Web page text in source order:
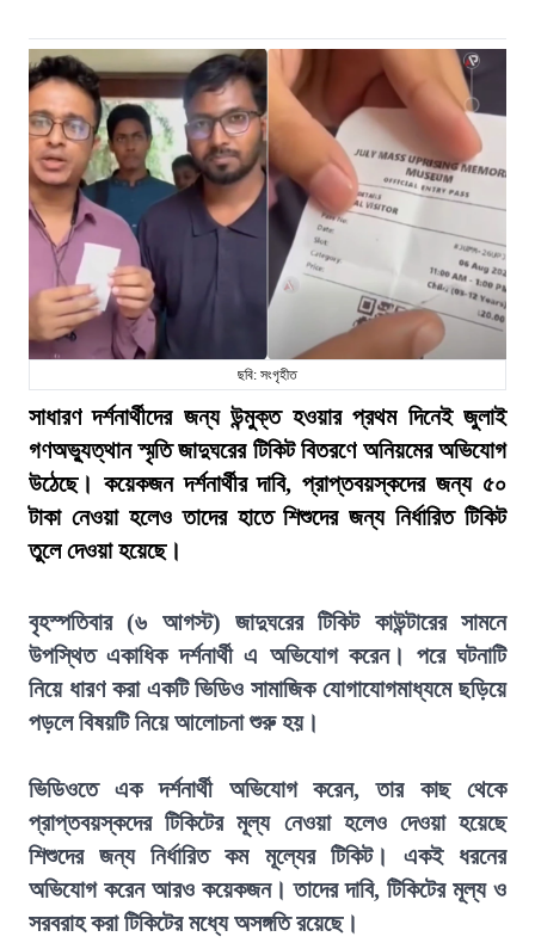
ছবি: সংগৃহীত
সাধারণ দর্শনার্থীদের জন্য উন্মুক্ত হওয়ার প্রথম দিনেই জুলাই
গণঅভ্যুত্থান স্মৃতি জাদুঘরের টিকিট বিতরণে অনিয়মের অভিযোগ
উঠেছে। কয়েকজন দর্শনার্থীর দাবি, প্রাপ্তবয়স্কদের জন্য ৫০
টাকা নেওয়া হলেও তাদের হাতে শিশুদের জন্য নির্ধারিত টিকিট
তুলে দেওয়া হয়েছে।
বৃহস্পতিবার (৬ আগস্ট) জাদুঘরের টিকিট কাউন্টারের সামনে
উপস্থিত একাধিক দর্শনার্থী এ অভিযোগ করেন। পরে ঘটনাটি
নিয়ে ধারণ করা একটি ভিডিও সামাজিক যোগাযোগমাধ্যমে ছড়িয়ে
পড়লে বিষয়টি নিয়ে আলোচনা শুরু হয়।
ভিডিওতে এক দর্শনার্থী অভিযোগ করেন, তার কাছ থেকে
প্রাপ্তবয়স্কদের টিকিটের মূল্য নেওয়া হলেও দেওয়া হয়েছে
শিশুদের জন্য নির্ধারিত কম মূল্যের টিকিট। একই ধরনের
অভিযোগ করেন আরও কয়েকজন। তাদের দাবি, টিকিটের মূল্য ও
সরবরাহ করা টিকিটের মধ্যে অসঙ্গতি রয়েছে।